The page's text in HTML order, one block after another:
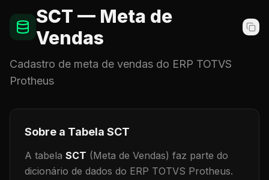
SCT — Meta de
Vendas
Cadastro de meta de vendas do ERP TOTVS
Protheus
Sobre a Tabela SCT
A tabela SCT (Meta de Vendas) faz parte do
dicionário de dados do ERP TOTVS Protheus.